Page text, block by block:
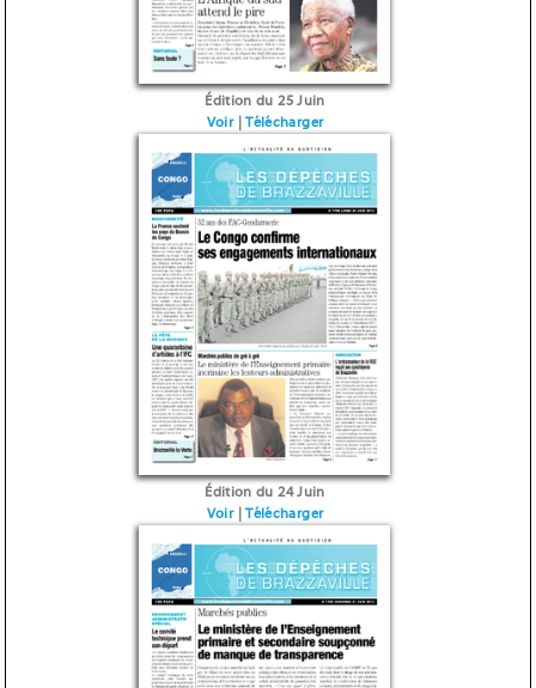
Édition du 25 Juin
Voir|Télécharger
Édition du 24 Juin
Voir|Télécharger